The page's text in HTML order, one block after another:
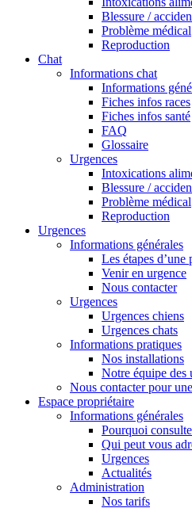
Blessure /
Problème médical
Reproduction
Chat
Informations chat
Informations
Fiches infos races
Fiches infos santé
FAQ
Glossaire
Urgences
Intoxications
Blessure /
Problème médical
Reproduction
Urgences
Informations générales
Les étapes d’une
Venir en urgence
Nous contacter
Urgences
Urgences chiens
Urgences chats
Informations pratiques
Nos installations
Notre équipe des
Nous contacter pour
Espace propriétaire
Informations générales
Pourquoi
Qui peut vous
Urgences
Actualités
Administration
Nos tarifs